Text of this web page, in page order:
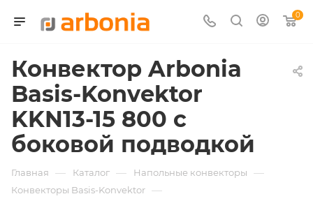
0
Конвектор Arbonia
Basis-Konvektor
KKN13-15 800 с
боковой подводкой
Главная — Каталог — Напольные конвекторы —
Конвекторы Basis-Konvektor —